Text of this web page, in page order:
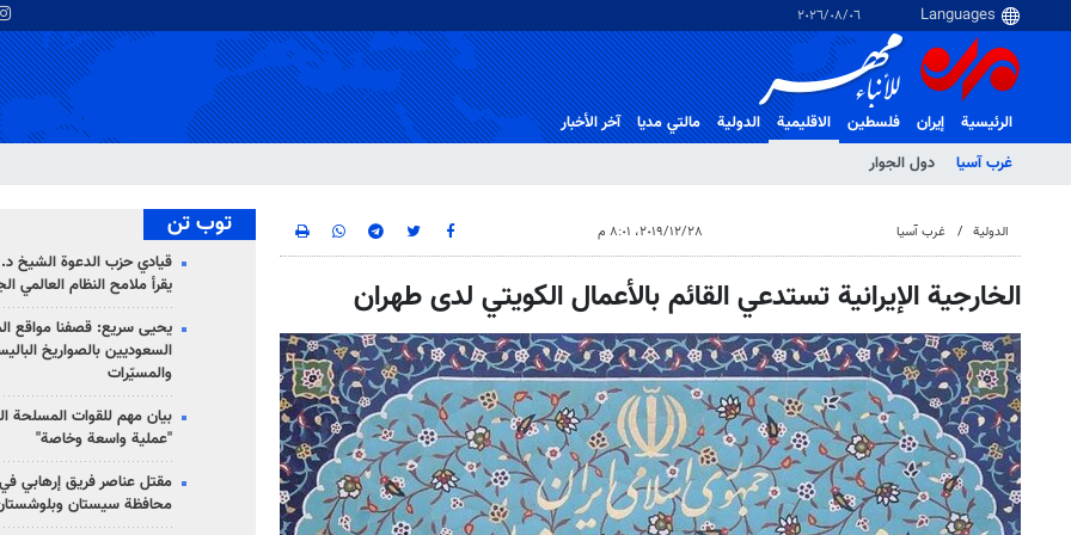
٠٦‏/٠٨‏/٢٠٢٦
الرئيسية إيران فلسطین
الاقلیمیة
غرب آسیا
دول الجوار
الدولية مالتي مدیا آخر الأخبار
الدولية غرب آسیا ٢٨‏/١٢‏/٢٠١٩، ٨:٠١ م
الخارجية الإيرانية تستدعي القائم بالأعمال الكويتي لدى طهران
توب تن
قيادي حزب الدعوة الشيخ
يقرأ ملامح النظام العالمي
يحيى سريع: قصفنا مواقع
السعوديين بالصواريخ
والمسيّرات
بيان مهم للقوات المسلحة
"عملية واسعة وخاصة"
مقتل عناصر فريق إرهابي
محافظة سيستان